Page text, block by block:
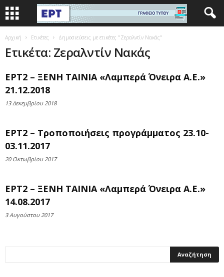
Αρχική Ετικέτες Δημοσιεύσεις με ετικέτες "Ζεραλντίν Νακάς"
Ετικέτα: Ζεραλντίν Νακάς
ΕΡΤ2 – ΞΕΝΗ ΤΑΙΝΙΑ «Λαμπερά Όνειρα Α.Ε.»
21.12.2018
13 Δεκεμβρίου 2018
ΕΡΤ2 – Τροποποιήσεις προγράμματος 23.10-
03.11.2017
20 Οκτωβρίου 2017
ΕΡΤ2 – ΞΕΝΗ ΤΑΙΝΙΑ «Λαμπερά Όνειρα Α.Ε.»
14.08.2017
3 Αυγούστου 2017